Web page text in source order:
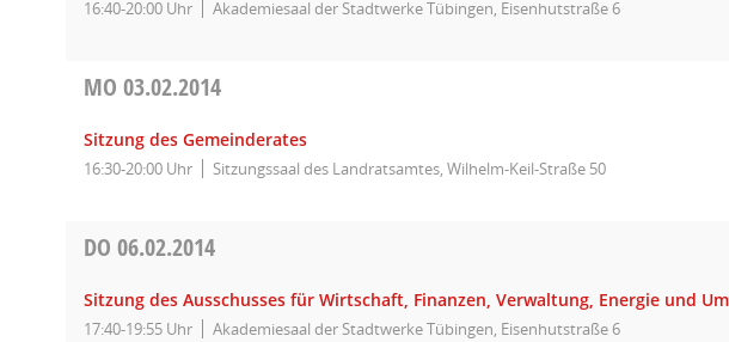
16:40-20:00 Uhr Akademiesaal der Stadtwerke Tübingen, Eisenhutstraße 6
MO03.02.2014
Sitzung des Gemeinderates
16:30-20:00 Uhr Sitzungssaal des Landratsamtes, Wilhelm-Keil-Straße 50
DO06.02.2014
Sitzung des Ausschusses für Wirtschaft, Finanzen, Verwaltung, Energie und
17:40-19:55 Uhr Akademiesaal der Stadtwerke Tübingen, Eisenhutstraße 6